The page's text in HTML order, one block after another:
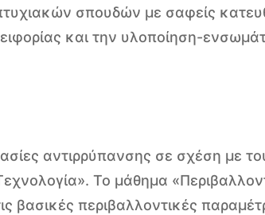
σπουδών με σαφείς
και την υλοποίηση-
αντιρρύπανσης σε σχέση με
Το μάθημα
βασικές περιβαλλοντικές